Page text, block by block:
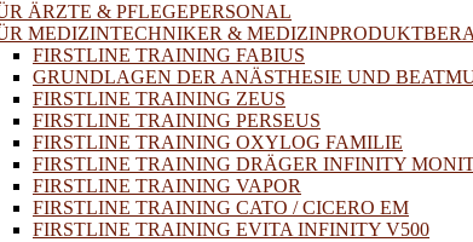
ÄRZTE & PFLEGEPERSONAL
MEDIZINTECHNIKER &
FIRSTLINE TRAINING FABIUS
GRUNDLAGEN DER ANÄSTHESIE UND
FIRSTLINE TRAINING ZEUS
FIRSTLINE TRAINING PERSEUS
FIRSTLINE TRAINING OXYLOG FAMILIE
FIRSTLINE TRAINING DRÄGER INFINITY
FIRSTLINE TRAINING VAPOR
FIRSTLINE TRAINING CATO / CICERO EM
FIRSTLINE TRAINING EVITA INFINITY V500